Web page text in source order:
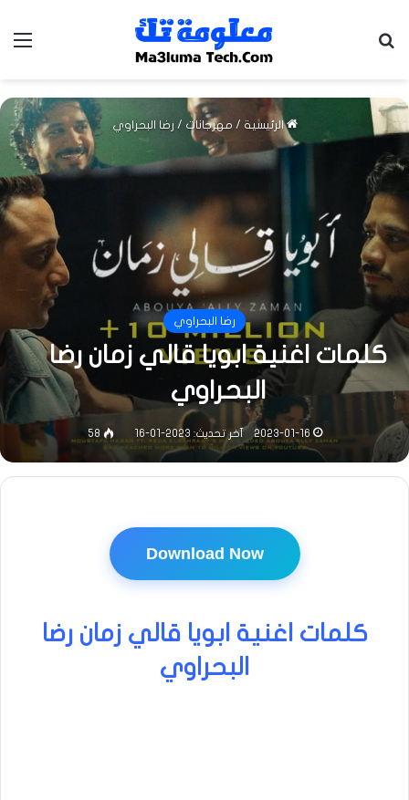
الرئيسية / مهرجانات / رضا البحراوي
رضا البحراوي
كلمات اغنية ابويا قالي زمان رضا
البحراوي
2023-01-16 آخر تحديث: 2023-01-16 58
Download Now
كلمات اغنية ابويا قالي زمان رضا
البحراوي